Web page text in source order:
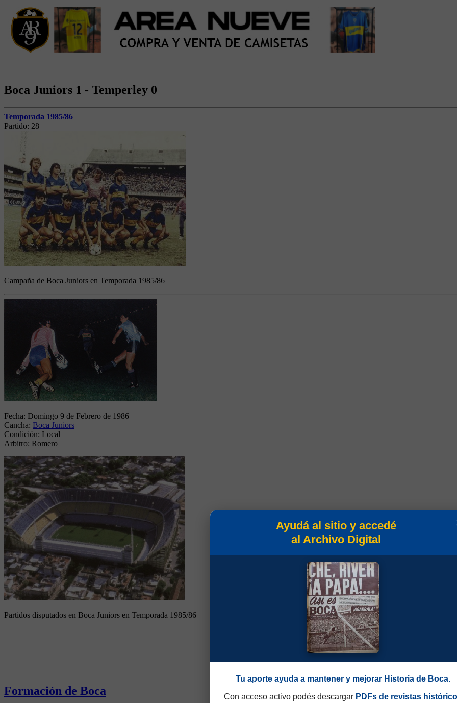
Boca Juniors 1 - Temperley 0
Temporada 1985/86
Partido: 28
Campaña de Boca Juniors en Temporada 1985/86
Fecha: Domingo 9 de Febrero de 1986
Cancha: Boca Juniors
Condición: Local
Arbitro: Romero
Partidos disputados en Boca Juniors en Temporada 1985/86
Formación de Boca
Ayudá al sitio y accedé
al Archivo Digital
Tu aporte ayuda a mantener y mejorar Historia de Boca.
Con acceso activo podés descargar PDFs de revistas